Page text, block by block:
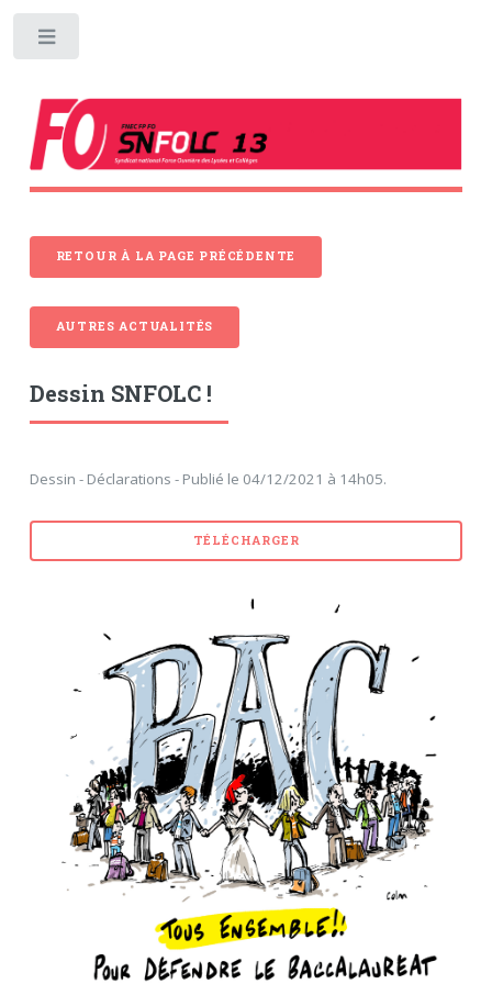
RETOUR À LA PAGE PRÉCÉDENTE
AUTRES ACTUALITÉS
Dessin SNFOLC !
Dessin - Déclarations - Publié le 04/12/2021 à 14h05.
TÉLÉCHARGER